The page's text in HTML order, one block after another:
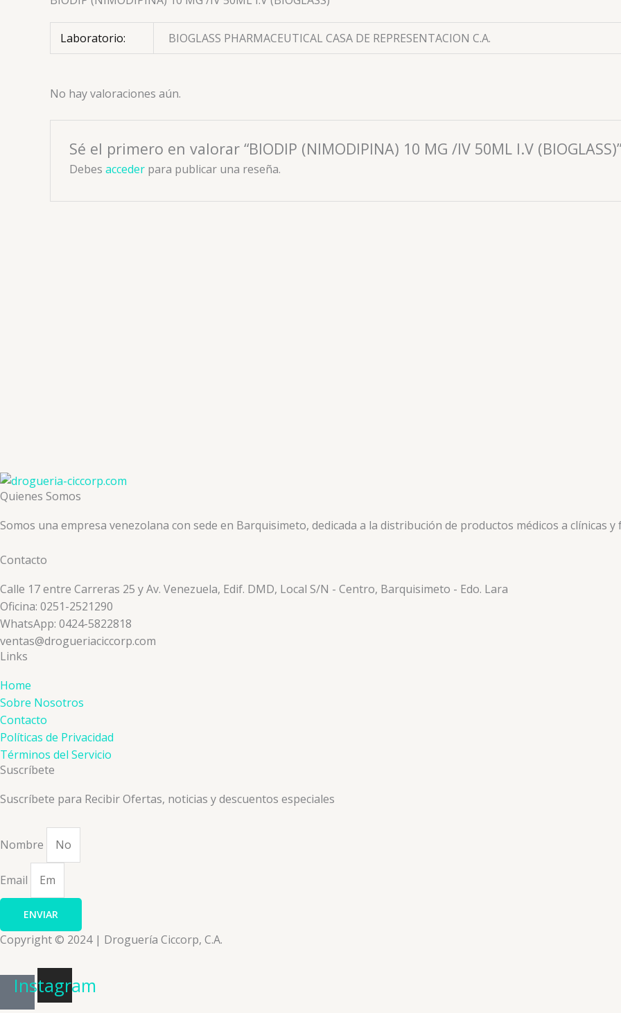
Laboratorio: BIOGLASS PHARMACEUTICAL CASA DE REPRESENTACION C.A.
No hay valoraciones aún.
Sé el primero en valorar “BIODIP (NIMODIPINA) 10 MG /IV 50ML I.V (BIOGLASS)”
Debes accederpara publicar una reseña.
Quienes Somos
Somos una empresa venezolana con sede en Barquisimeto, dedicada a la distribución de productos médicos a clínicas
Contacto
Calle 17 entre Carreras 25 y Av. Venezuela, Edif. DMD, Local S/N - Centro, Barquisimeto - Edo. Lara
Oficina: 0251-2521290
WhatsApp: 0424-5822818
ventas@drogueriaciccorp.com
Links
Home
Sobre Nosotros
Contacto
Políticas de Privacidad
Términos del Servicio
Suscríbete
Suscríbete para Recibir Ofertas, noticias y descuentos especiales
Nombre
Email
ENVIAR
Copyright © 2024 | Droguería Ciccorp, C.A.
Instagram